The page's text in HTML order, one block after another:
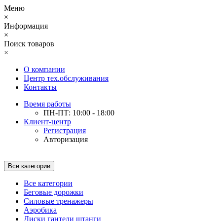
Меню
×
Информация
×
Поиск товаров
×
О компании
Центр тех.обслуживания
Контакты
Время работы
ПН-ПТ: 10:00 - 18:00
Клиент-центр
Регистрация
Авторизация
Все категории
Все категории
Беговые дорожки
Силовые тренажеры
Аэробика
Диски гантели штанги